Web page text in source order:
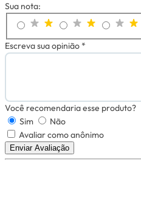
Sua nota:
Escreva sua opinião *
Você recomendaria esse produto?
Sim
Não
Avaliar como anônimo
Enviar Avaliação